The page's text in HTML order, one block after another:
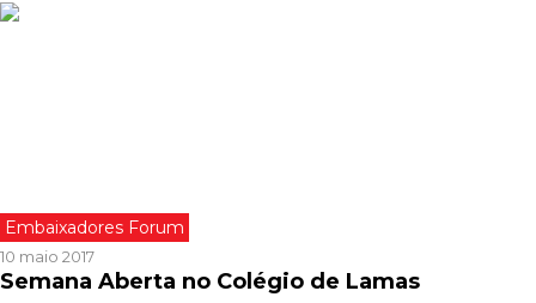
Embaixadores Forum
10 maio 2017
Semana Aberta no Colégio de Lamas